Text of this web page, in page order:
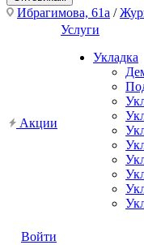
Ибрагимова, 61а /
Акции
Услуги
Укладка
Войти